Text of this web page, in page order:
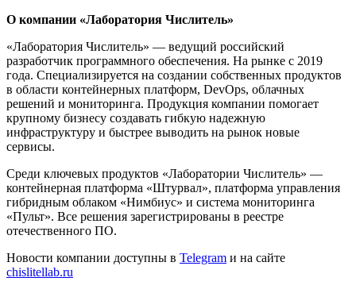
О компании «Лаборатория Числитель»
«Лаборатория Числитель» — ведущий российский
разработчик программного обеспечения. На рынке с 2019
года. Специализируется на создании собственных продуктов
в области контейнерных платформ, DevOps, облачных
решений и мониторинга. Продукция компании помогает
крупному бизнесу создавать гибкую надежную
инфраструктуру и быстрее выводить на рынок новые
сервисы.
Среди ключевых продуктов «Лаборатории Числитель» —
контейнерная платформа «Штурвал», платформа управления
гибридным облаком «Нимбиус» и система мониторинга
«Пульт». Все решения зарегистрированы в реестре
отечественного ПО.
Новости компании доступны в Telegram и на сайте
chislitellab.ru